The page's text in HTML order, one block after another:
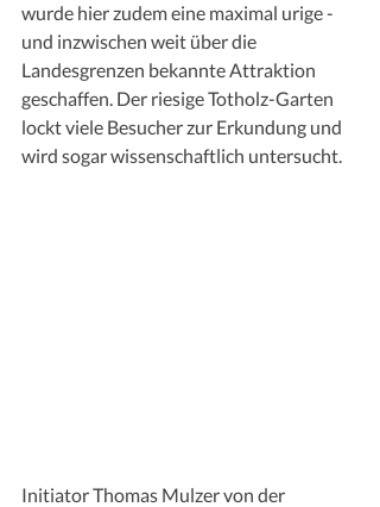
wurde hier zudem eine maximal urige -
und inzwischen weit über die
Landesgrenzen bekannte Attraktion
geschaffen. Der riesige Totholz-Garten
lockt viele Besucher zur Erkundung und
wird sogar wissenschaftlich untersucht.
Initiator Thomas Mulzer von der